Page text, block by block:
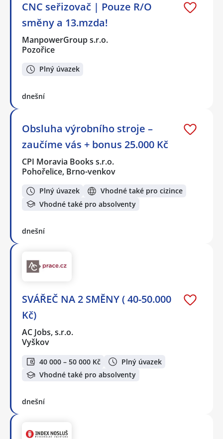
CNC seřizovač | Pouze R/O
směny a 13.mzda!
ManpowerGroup s.r.o.
Pozořice
Plný úvazek
dnešní
Obsluha výrobního stroje –
zaučíme vás + bonus 25.000 Kč
CPI Moravia Books s.r.o.
Pohořelice, Brno-venkov
Plný úvazek
Vhodné také pro cizince
Vhodné také pro absolventy
dnešní
SVÁŘEČ NA 2 SMĚNY ( 40-50.000
Kč)
AC Jobs, s.r.o.
Vyškov
40 000 – 50 000 Kč
Plný úvazek
Vhodné také pro absolventy
dnešní